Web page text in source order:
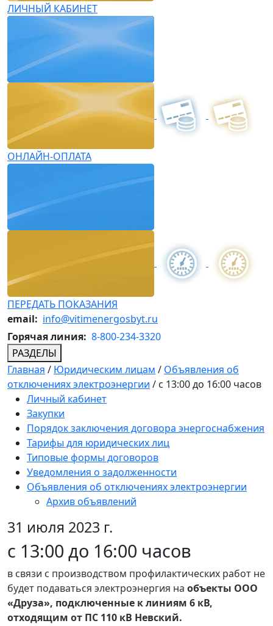
ЛИЧНЫЙ КАБИНЕТ
ОНЛАЙН-ОПЛАТА
ПЕРЕДАТЬ ПОКАЗАНИЯ
email: info@vitimenergosbyt.ru
Горячая линия: 8-800-234-3320
РАЗДЕЛЫ
Главная / Юридическим лицам / Объявления об
отключениях электроэнергии / с 13:00 до 16:00 часов
Личный кабинет
Закупки
Порядок заключения договора энергоснабжения
Тарифы для юридических лиц
Типовые формы договоров
Уведомления о задолженности
Объявления об отключениях электроэнергии
Архив объявлений
31 июля 2023 г.
с 13:00 до 16:00 часов
в связи с производством профилактических работ не
будет подаваться электроэнергия на объекты ООО
«Друза», подключенные к линиям 6 кВ,
отходящим от ПС 110 кВ Невский.